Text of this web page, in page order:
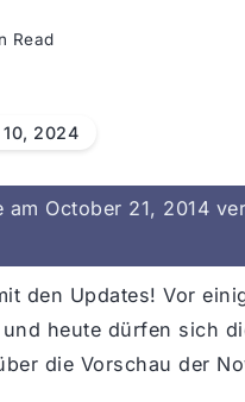
Read
2024
am October 21, 2014
den Updates! Vor
heute dürfen sich
die Vorschau der